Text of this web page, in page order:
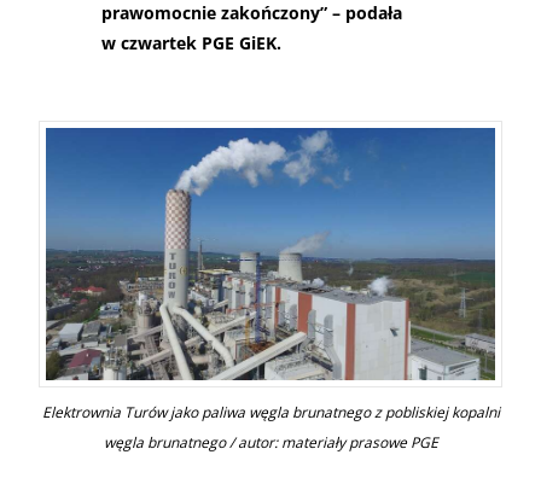
prawomocnie zakończony” – podała
w czwartek PGE GiEK.
Elektrownia Turów jako paliwa węgla brunatnego z pobliskiej kopalni
węgla brunatnego / autor: materiały prasowe PGE